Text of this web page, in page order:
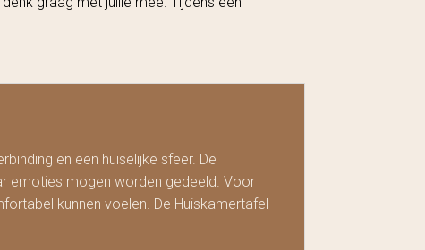
en een huiselijke sfeer. De
emoties mogen worden gedeeld. Voor
kunnen voelen. De Huiskamertafel